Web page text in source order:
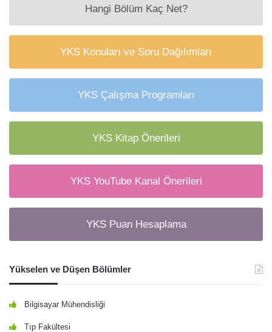
Hangi Bölüm Kaç Net?
YKS Konuları ve Soru Dağılımları
YKS Çalışma Programları
YKS Kitap Önerileri
YKS YouTube Kanal Önerileri
YKS Puan Hesaplama
Yükselen ve Düşen Bölümler
Bilgisayar Mühendisliği
Tıp Fakültesi